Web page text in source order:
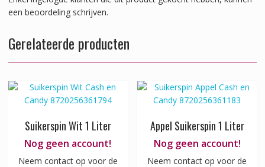
een beoordeling schrijven.
Gerelateerde producten
Suikerspin Wit 1 Liter
Nog geen account!
Neem contact op voor de
Appel Suikerspin 1 Liter
Nog geen account!
Neem contact op voor de